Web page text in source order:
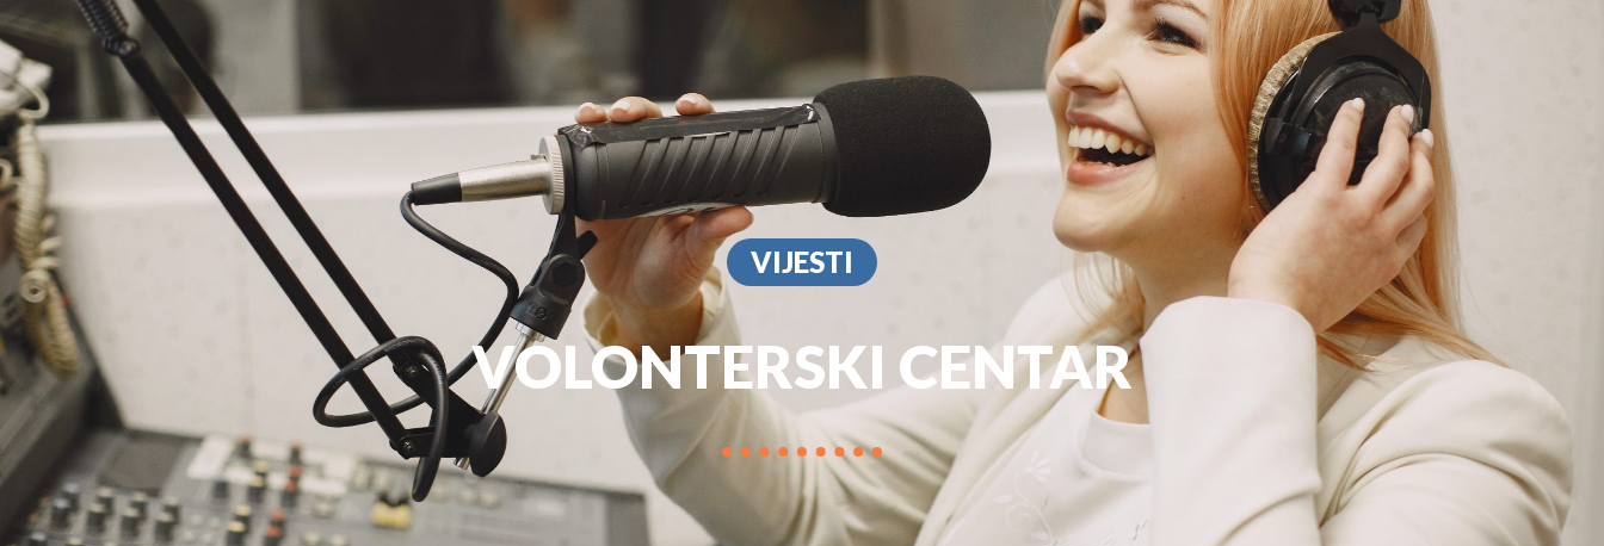
PROGRAM MARKETING KONTAKT DOKUMENTI
VIJESTI
VOLONTERSKI CENTAR